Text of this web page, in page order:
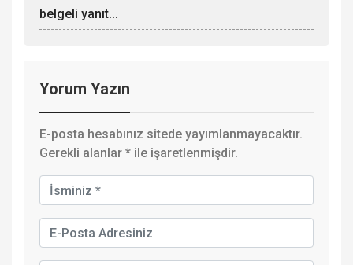
belgeli yanıt...
Yorum Yazın
E-posta hesabınız sitede yayımlanmayacaktır.
Gerekli alanlar * ile işaretlenmişdir.